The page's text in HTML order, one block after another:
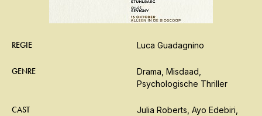
REGIE Luca Guadagnino
GENRE
Drama, Misdaad,
Psychologische Thriller
CAST
Julia Roberts, Ayo Edebiri,